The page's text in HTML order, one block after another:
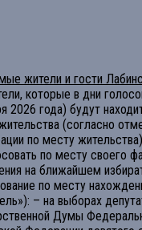
жители и гости
которые в дни
2026 года) будут
(согласно
по месту
по месту своего
на ближайшем
по месту
– на выборах
Думы